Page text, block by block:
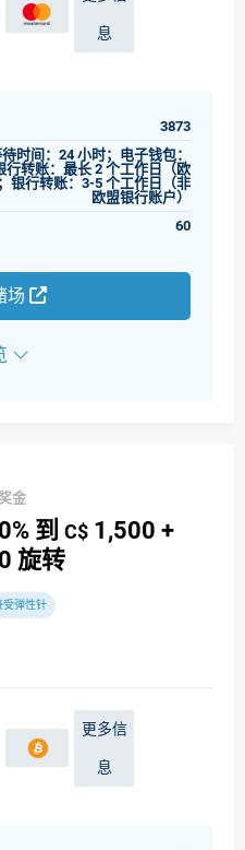
息
3873
时间：24 小时；电子钱包：
行转账：最长 2 个工作日（欧
银行转账：3-5 个工作日（非
欧盟银行账户）
60
场
金
到 C$ 1,500 +
旋转
受弹性针
更多信
息